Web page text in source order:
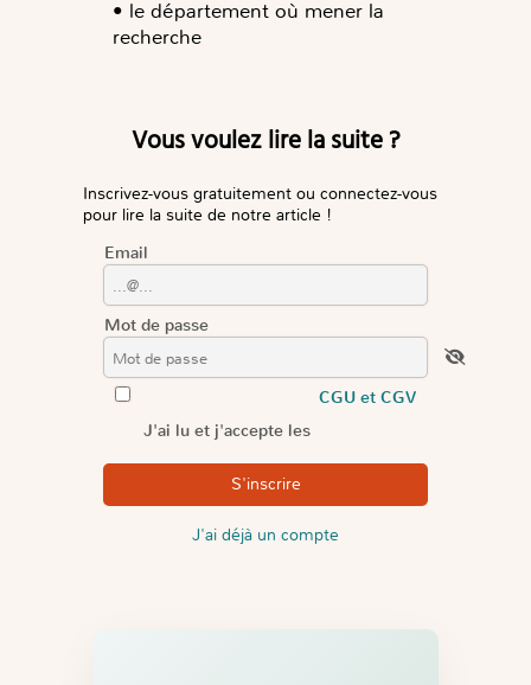
• le département où mener la
recherche
Vous voulez lire la suite ?
Inscrivez-vous gratuitement ou connectez-vous
pour lire la suite de notre article !
Email
Mot de passe
J'ai lu et j'accepte les
CGU et CGV
J'ai déjà un compte